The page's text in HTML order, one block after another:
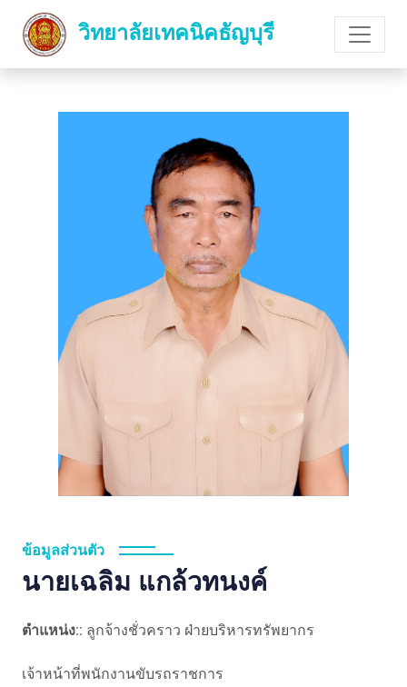
วิทยาลัยเทคนิคธัญบุรี
ข้อมูลส่วนตัว
นายเฉลิม แกล้วทนงค์
ตำแหน่ง:: ลูกจ้างชั่วคราว ฝ่ายบริหารทรัพยากร
เจ้าหน้าที่พนักงานขับรถราชการ